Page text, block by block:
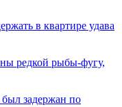
в квартире удава
редкой рыбы-фугу,
задержан по